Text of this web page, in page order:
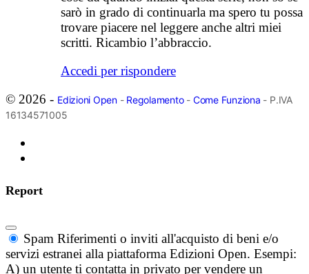
sarò in grado di continuarla ma spero tu possa
trovare piacere nel leggere anche altri miei
scritti. Ricambio l’abbraccio.
Accedi per rispondere
© 2026 - Edizioni Open- Regolamento- Come Funziona - P.IVA
16134571005
Report
Spam Riferimenti o inviti all'acquisto di beni e/o
servizi estranei alla piattaforma Edizioni Open. Esempi:
A) un utente ti contatta in privato per vendere un